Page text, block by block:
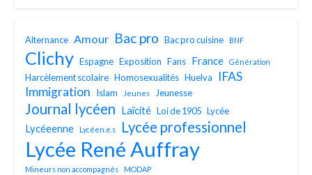
Alternance Amour Bac pro Bac pro cuisine BNF
Clichy Espagne Exposition Fans France Génération
Harcèlement scolaire Homosexualités Huelva
IFAS
Immigration
Islam Jeunes Jeunesse
Journal lycéen Laïcité Loi de 1905 Lycée
Lycéeenne Lycéen.e.s Lycée professionnel
Lycée René Auffray
Mineurs non accompagnés MODAP